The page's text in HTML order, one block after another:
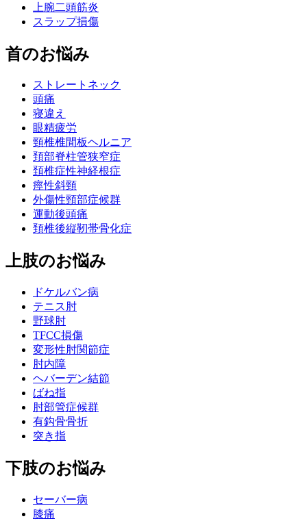
上腕二頭筋炎
スラップ損傷
首のお悩み
ストレートネック
頭痛
寝違え
眼精疲労
頸椎椎間板ヘルニア
頚部脊柱管狭窄症
頚椎症性神経根症
痙性斜頸
外傷性頸部症候群
運動後頭痛
頚椎後縦靭帯骨化症
上肢のお悩み
ドケルバン病
テニス肘
野球肘
TFCC損傷
変形性肘関節症
肘内障
ヘバーデン結節
ばね指
肘部管症候群
有鈎骨骨折
突き指
下肢のお悩み
セーバー病
膝痛